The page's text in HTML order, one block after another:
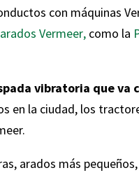
con máquinas
arados Vermeer,como la
vibratoria que
en la ciudad, los
arados más